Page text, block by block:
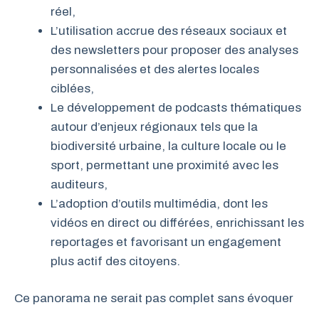
réel,
L’utilisation accrue des réseaux sociaux et
des newsletters pour proposer des analyses
personnalisées et des alertes locales
ciblées,
Le développement de podcasts thématiques
autour d’enjeux régionaux tels que la
biodiversité urbaine, la culture locale ou le
sport, permettant une proximité avec les
auditeurs,
L’adoption d’outils multimédia, dont les
vidéos en direct ou différées, enrichissant les
reportages et favorisant un engagement
plus actif des citoyens.
Ce panorama ne serait pas complet sans évoquer